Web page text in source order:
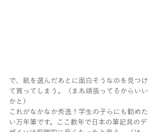
で、紙を選んだあとに面白そうなのを見つけ
て買ってしまう。（まあ頑張ってるからいい
かと）
これがなかなか秀逸！学生の子らにも勧めた
い万年筆です。ここ数年で日本の筆記具のデ